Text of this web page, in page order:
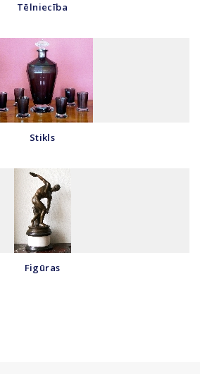
Tēlniecība
Stikls
Figūras